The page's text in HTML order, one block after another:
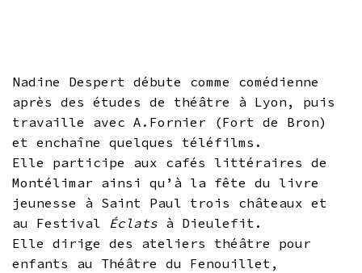
Nadine Despert débute comme comédienne
après des études de théâtre à Lyon, puis
travaille avec A.Fornier (Fort de Bron)
et enchaîne quelques téléfilms.
Elle participe aux cafés littéraires de
Montélimar ainsi qu’à la fête du livre
jeunesse à Saint Paul trois châteaux et
au Festival Éclats à Dieulefit.
Elle dirige des ateliers théâtre pour
enfants au Théâtre du Fenouillet,